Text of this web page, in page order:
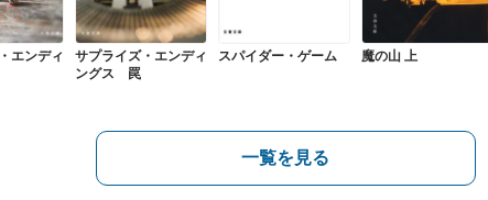
エンディ
サプライズ・エンディ
ングス 罠
スパイダー・ゲーム 魔の山 上
一覧を見る